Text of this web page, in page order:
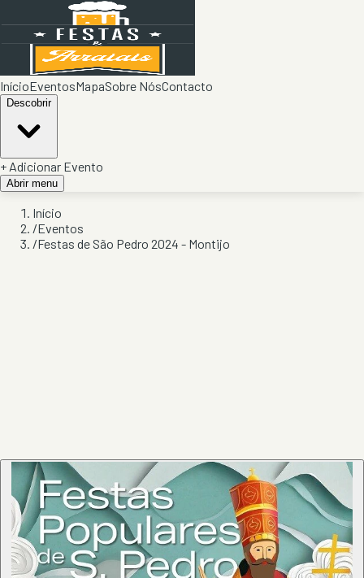
InícioEventosMapaSobre NósContacto
Descobrir
+ Adicionar Evento
Abrir menu
Início
/Eventos
/Festas de São Pedro 2024 - Montijo